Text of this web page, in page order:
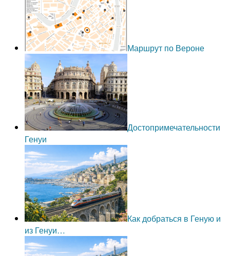
Маршрут по Вероне
Достопримечательности
Генуи
Как добраться в Геную и
из Генуи…